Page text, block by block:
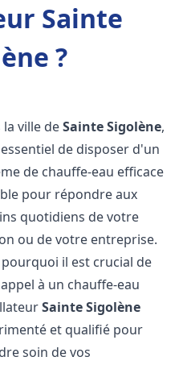
Sainte
?
la ville deSainte Sigolène,
de disposer d'un
de chauffe-eau efficace
pour répondre aux
quotidiens de votre
ou de votre entreprise.
pourquoi il est crucial de
à un chauffe-eau
Sainte Sigolène
et qualifié pour
soin de vos